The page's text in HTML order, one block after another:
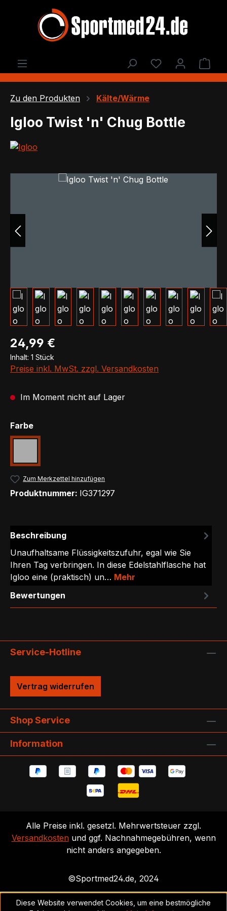
Zum Hauptinhalt springen
Du hast 0
Zu den Produkten Kälte/Wärme
Igloo Twist 'n' Chug Bottle
Bildergalerie überspringen
Regulärer Preis:
24,99 €
Inhalt: 1 Stück
Preise inkl. MwSt. zzgl. Versandkosten
Im Moment nicht auf Lager
Farbeauswählen
Zum Merkzettel hinzufügen
Produktnummer: IG371297
Beschreibung
Unaufhaltsame Flüssigkeitszufuhr, egal wie Sie
Ihren Tag verbringen. In diese Edelstahlflasche hat
Igloo eine (praktisch) un… Mehr
Bewertungen
Service-Hotline
Vertrag widerrufen
Shop Service
Information
Alle Preise inkl. gesetzl. Mehrwertsteuer zzgl.
Versandkosten und ggf. Nachnahmegebühren, wenn
nicht anders angegeben.
©Sportmed24.de, 2024
Diese Website verwendet Cookies, um eine bestmögliche